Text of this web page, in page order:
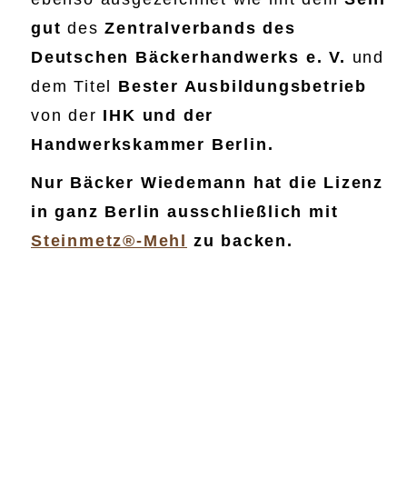
gut desZentralverbands des
Deutschen Bäckerhandwerks e. V. und
dem Titel Bester Ausbildungsbetrieb
von der IHK und der
Handwerkskammer Berlin.
Nur Bäcker Wiedemann hat die Lizenz
in ganz Berlin ausschließlich mit
Steinmetz®-Mehl
zu backen.